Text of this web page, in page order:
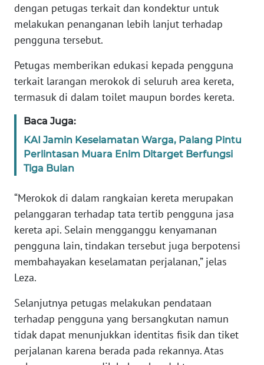
dengan petugas terkait dan kondektur untuk
melakukan penanganan lebih lanjut terhadap
pengguna tersebut.
Petugas memberikan edukasi kepada pengguna
terkait larangan merokok di seluruh area kereta,
termasuk di dalam toilet maupun bordes kereta.
Baca Juga:
KAI Jamin Keselamatan Warga, Palang Pintu
Perlintasan Muara Enim Ditarget Berfungsi
Tiga Bulan
“Merokok di dalam rangkaian kereta merupakan
pelanggaran terhadap tata tertib pengguna jasa
kereta api. Selain mengganggu kenyamanan
pengguna lain, tindakan tersebut juga berpotensi
membahayakan keselamatan perjalanan,” jelas
Leza.
Selanjutnya petugas melakukan pendataan
terhadap pengguna yang bersangkutan namun
tidak dapat menunjukkan identitas fisik dan tiket
perjalanan karena berada pada rekannya. Atas
WN
JAMBI
WN
SULTRA
NTB
WN
SULTENG
WN
SULBAR
WN
BABEL
SUMBAR
WN
SUMSEL